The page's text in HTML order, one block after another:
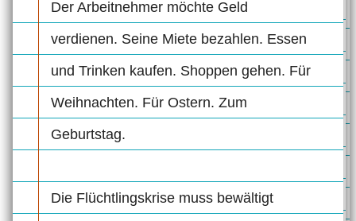
Der Arbeitnehmer möchte Geld
verdienen. Seine Miete bezahlen. Essen
und Trinken kaufen. Shoppen gehen. Für
Weihnachten. Für Ostern. Zum
Geburtstag.
Die Flüchtlingskrise muss bewältigt